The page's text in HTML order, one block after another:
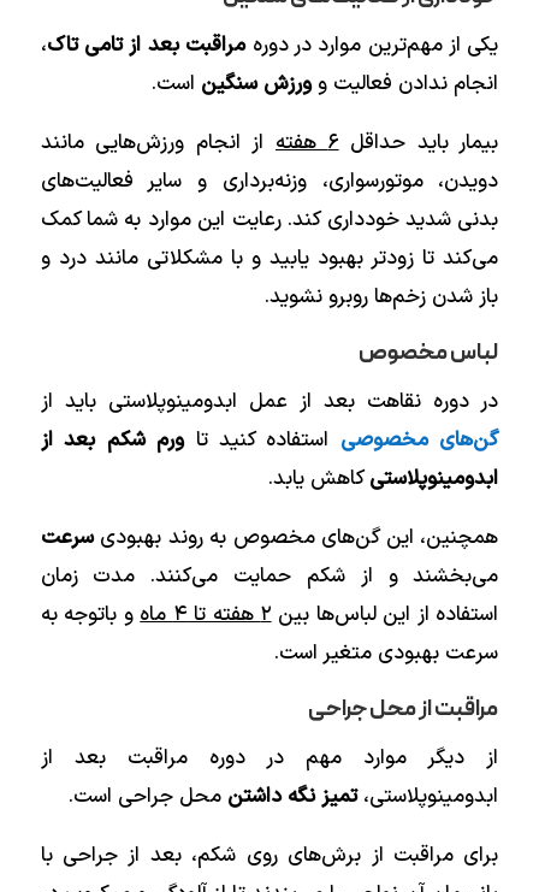
یکی از مهم‌ترین موارد در دورهمراقبت بعد از تامی تاک،
انجام ندادن فعالیت‌ وورزش سنگین است.
بیمار باید حداقل۶ هفته
از انجام ورزش‌هایی مانند
دویدن، موتورسواری، وزنه‌برداری و سایر فعالیت‌های
بدنی شدید خودداری کند. رعایت این موارد به شما کمک
می‌کند تا زودتر بهبود یابید و با مشکلاتی مانند درد و
باز شدن زخم‌ها روبرو نشوید.
لباس مخصوص
در دوره نقاهت بعد از عمل ابدومینوپلاستی باید از
گن‌های مخصوصی استفاده کنید تاورم شکم بعد از
ابدومینوپلاستیکاهش یابد.
همچنین، این گن‌های مخصوص به روند بهبودیسرعت
می‌بخشند‌ و از شکم حمایت می‌کنند‌. مدت زمان
استفاده از این لباس‌ها بین۲ هفته تا ۴ ماه
و باتوجه به
سرعت بهبودی متغیر است.
مراقبت از محل جراحی
از دیگر موارد مهم در دوره مراقبت بعد از
ابدومینوپلاستی،تمیز نگه داشتن محل جراحی است.
برای مراقبت از برش‌های روی شکم، بعد از جراحی با